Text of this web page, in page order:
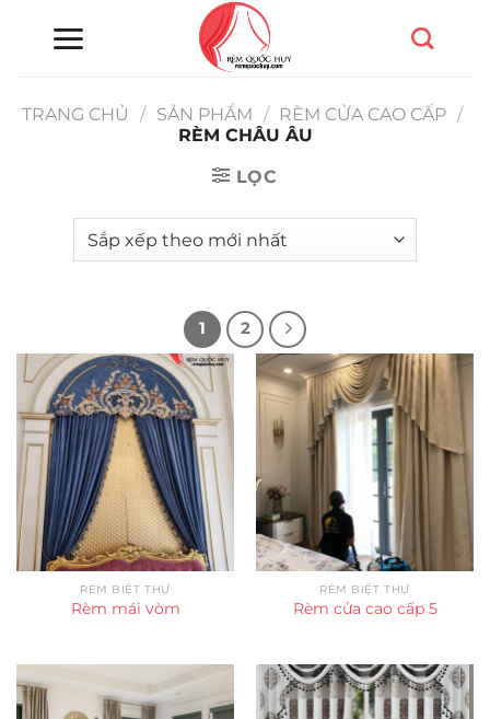
TRANG CHỦ
/ SẢN PHẨM / RÈM CỬA CAO CẤP /
RÈM CHÂU ÂU
LỌC
RÈM BIỆT THỰ
Rèm mái vòm
RÈM BIỆT THỰ
Rèm cửa cao cấp 5
1 2